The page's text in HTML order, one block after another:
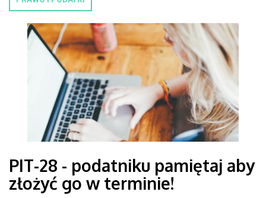
PIT-28 - podatniku pamiętaj aby
złożyć go w terminie!